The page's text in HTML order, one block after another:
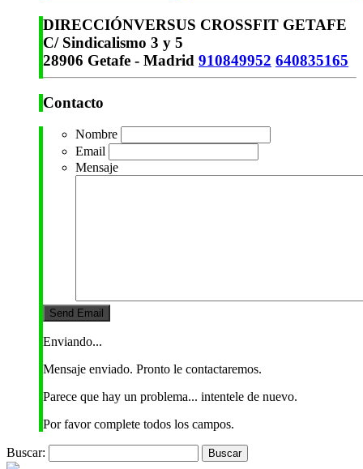
DIRECCIÓNVERSUS CROSSFIT GETAFE
C/ Sindicalismo 3 y 5
28906 Getafe - Madrid 910849952 640835165
Contacto
Nombre
Email
Mensaje
Enviando...
Mensaje enviado. Pronto le contactaremos.
Parece que hay un problema... intentele de nuevo.
Por favor complete todos los campos.
Buscar: